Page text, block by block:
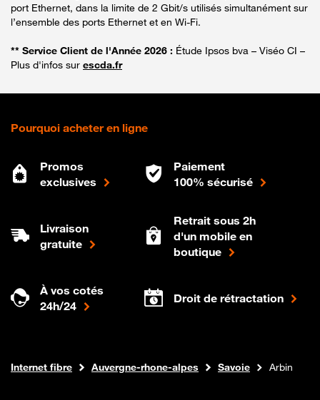
port Ethernet, dans la limite de 2 Gbit/s utilisés simultanément sur
l’ensemble des ports Ethernet et en Wi-Fi.
** Service Client de l'Année 2026 : Étude Ipsos bva – Viséo CI –
Plus d'infos sur escda.fr
Pourquoi acheter en ligne
Promos
exclusives
Paiement
100% sécurisé
Livraison
gratuite
Retrait sous 2h
d'un mobile en
boutique
À vos cotés
24h/24
Droit de rétractation
Boutique Orange
Internet fibre Auvergne-rhone-alpes Savoie Arbin